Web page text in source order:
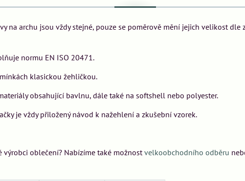
na archu jsou vždy stejné, pouze se poměrově mění jejich velikost dle
normu EN ISO 20471.
klasickou žehličkou.
obsahující bavlnu, dále také na softshell nebo polyester.
je vždy přiložený návod k nažehlení a zkušební vzorek.
oblečení? Nabízíme také možnostvelkoobchodního odběru